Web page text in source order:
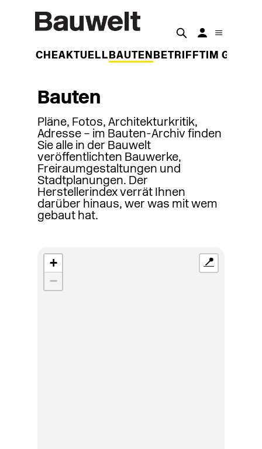
WOCHEAKTUELL BAUTEN BETRIFFT IM
Bauten
Pläne, Fotos, Architekturkritik,
Adresse – im Bauten-Archiv finden
Sie alle in der Bauwelt
veröffentlichten Bauwerke,
Freiraumgestaltungen und
Stadtplanungen. Der
Herstellerindex verrät Ihnen
darüber hinaus, wer was mit wem
gebaut hat.
+
−
📍